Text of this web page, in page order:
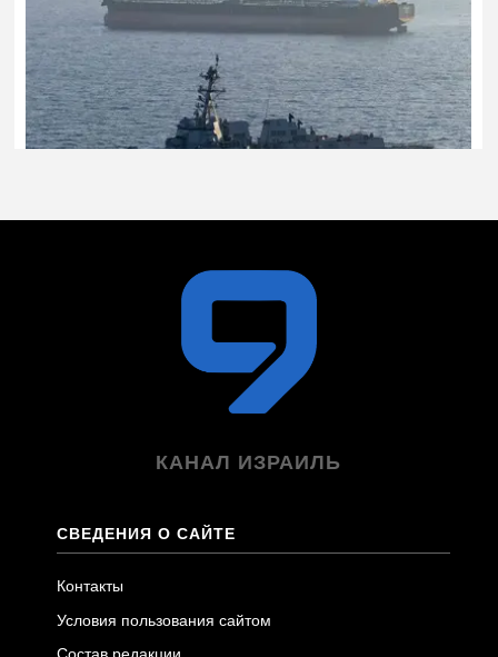
КАНАЛ ИЗРАИЛЬ
СВЕДЕНИЯ О САЙТЕ
Контакты
Условия пользования сайтом
Состав редакции